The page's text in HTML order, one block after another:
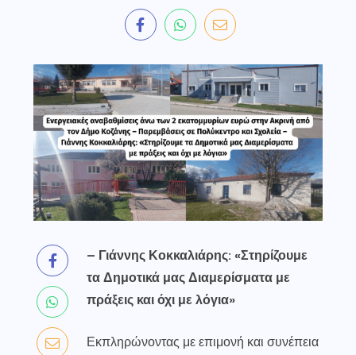
– Γιάννης Κοκκαλιάρης: «Στηρίζουμε
τα Δημοτικά μας Διαμερίσματα με
πράξεις και όχι με λόγια»
Εκπληρώνοντας με επιμονή και συνέπεια